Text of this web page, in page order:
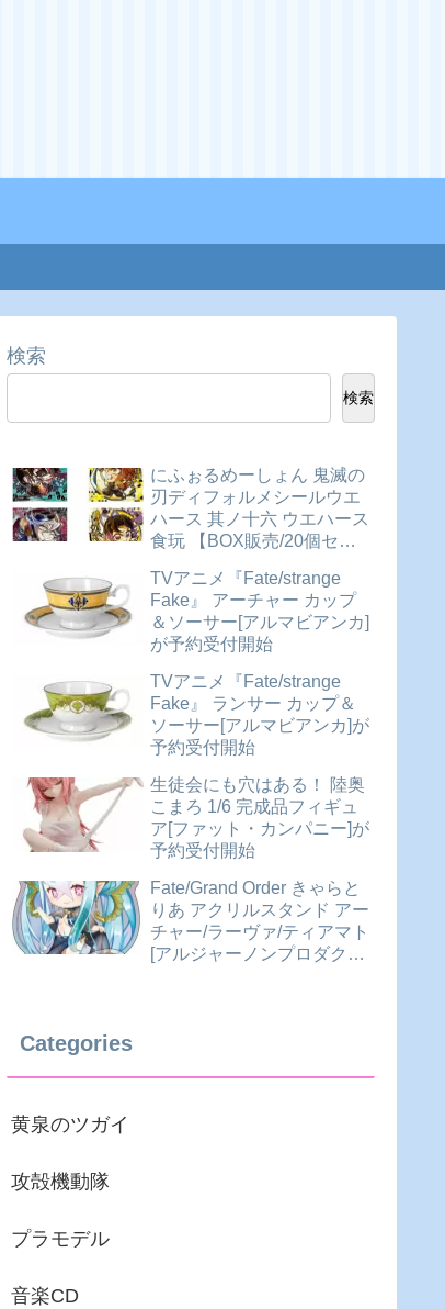
検索
検索
にふぉるめーしょん 鬼滅の
刃ディフォルメシールウエ
ハース 其ノ十六 ウエハース
食玩 【BOX販売/20個セッ
TVアニメ『Fate/strange
Fake』 アーチャー カップ
＆ソーサー[アルマビアンカ]
が予約受付開始
TVアニメ『Fate/strange
Fake』 ランサー カップ＆
ソーサー[アルマビアンカ]が
予約受付開始
生徒会にも穴はある！ 陸奥
こまろ 1/6 完成品フィギュ
ア[ファット・カンパニー]が
予約受付開始
Fate/Grand Order きゃらと
りあ アクリルスタンド アー
チャー/ラーヴァ/ティアマト
[アルジャーノンプロダクト]
Categories
黄泉のツガイ
攻殻機動隊
プラモデル
音楽CD